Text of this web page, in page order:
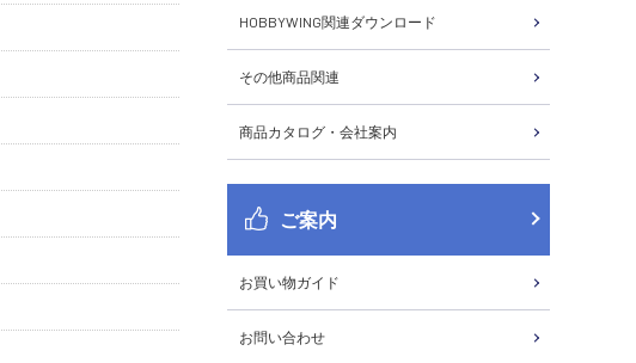
HOBBYWING関連ダウンロード
その他商品関連
商品カタログ・会社案内
ご案内
お買い物ガイド
お問い合わせ